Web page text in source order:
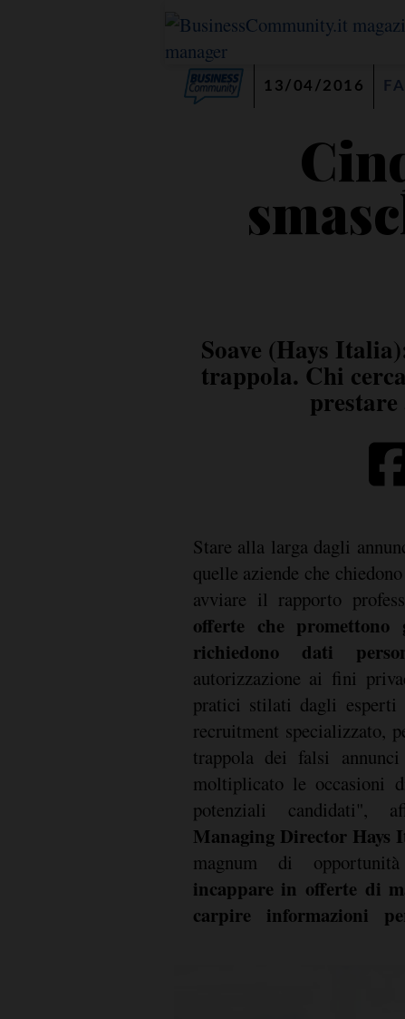
13/04/2016
Soave (Hays
trappola. Chi
prestare
Stare alla larga dagli
quelle aziende che
avviare il rapporto
offerte che
richiedono dati
autorizzazione ai fini
pratici stilati dagli esperti
recruitment specializzato,
trappola dei falsi
moltiplicato le occasioni
potenziali candidati",
Managing Director Hays
magnum di
incappare in offerte di
carpire informazioni